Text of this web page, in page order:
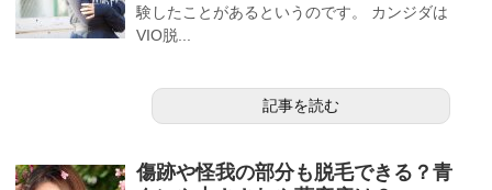
験したことがあるというのです。 カンジダは
VIO脱...
記事を読む
傷跡や怪我の部分も脱毛できる？青